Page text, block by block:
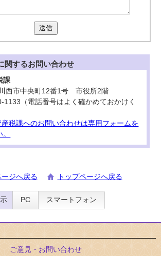
送信
関するお問い合わせ
課
西市中央町12番1号 市役所2階
1133（電話番号はよく確かめておかけく
税課へのお問い合わせは専用フォームを
ジへ戻る トップページへ戻る
PC スマートフォン
ご意見・お問い合わせ